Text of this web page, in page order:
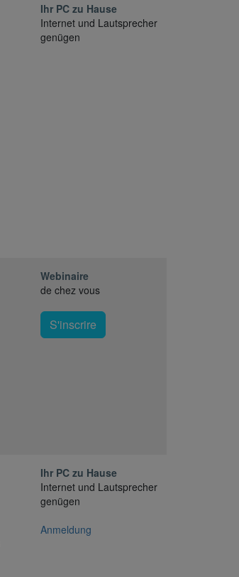
Ihr PC zu Hause
Internet und Lautsprecher
genügen
Webinaire
de chez vous
S'inscrire
Ihr PC zu Hause
Internet und Lautsprecher
genügen
Anmeldung